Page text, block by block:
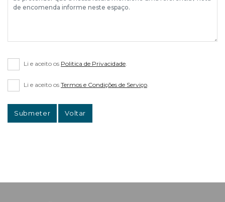
Li e aceito os Politica de Privacidade
Li e aceito os Termos e Condições de Serviço.
Submeter Voltar